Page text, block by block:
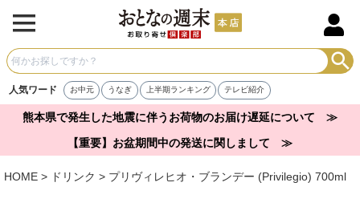
人気ワード お中元 うなぎ 上半期ランキング テレビ紹介
熊本県で発生した地震に伴うお荷物のお届け遅延について ≫
【重要】お盆期間中の発送に関しまして ≫
HOME ドリンク プリヴィレヒオ・ブランデー (Privilegio) 700ml